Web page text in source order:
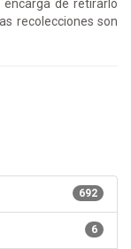
de retirarlo
recolecciones son
692
6